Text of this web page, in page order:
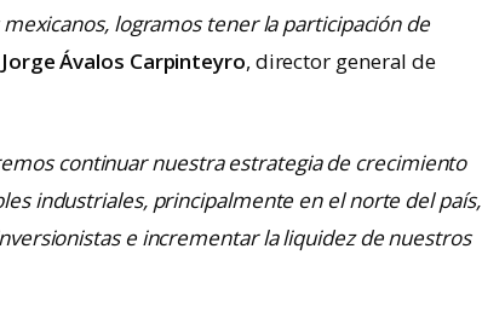
logramos tener la participación de
Jorge Ávalos Carpinteyro, director general de
continuar nuestra estrategia de crecimiento
industriales, principalmente en el norte del país,
e incrementar la liquidez de nuestros